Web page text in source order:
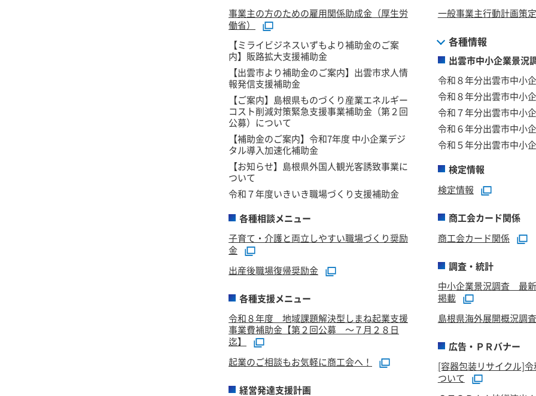
事業主の方のための雇用関係助成金（厚生労
働省）
【ミライビジネスいずもより補助金のご案
内】販路拡大支援補助金
【出雲市より補助金のご案内】出雲市求人情
報発信支援補助金
【ご案内】島根県ものづくり産業エネルギー
コスト削減対策緊急支援事業補助金（第２回
公募）について
【補助金のご案内】令和7年度 中小企業デジ
タル導入加速化補助金
【お知らせ】島根県外国人観光客誘致事業に
ついて
令和７年度いきいき職場づくり支援補助金
各種相談メニュー
子育て・介護と両立しやすい職場づくり奨励
金
出産後職場復帰奨励金
各種支援メニュー
令和８年度 地域課題解決型しまね起業支援
事業費補助金【第２回公募 ～７月２８日
迄】
起業のご相談もお気軽に商工会へ！
経営発達支援計画
一般事業主行動計画策
各種情報
出雲市中小企業景況
令和８年分出雲市中小
令和８年分出雲市中小
令和７年分出雲市中小
令和６年分出雲市中小
令和５年分出雲市中小
検定情報
検定情報
商工会カード関係
商工会カード関係
調査・統計
中小企業景況調査 最新
掲載
島根県海外展開概況調
広告・ＰＲバナー
[容器包装リサイクル]
ついて